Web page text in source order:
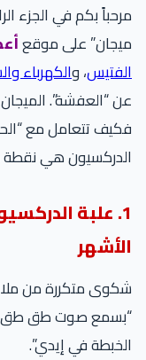
مرحباً بكم في الجزء
ميجان” على موقع
الفتيس، والكهرباء
عن “العفشة”.
فكيف تتعامل مع
الدركسيون هي
الأشهر
“بسمع صوت طق طق
الخبطة في إيدي”.